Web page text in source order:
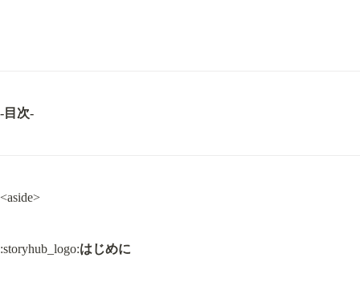
-目次-
<aside>
:storyhub_logo:はじめに